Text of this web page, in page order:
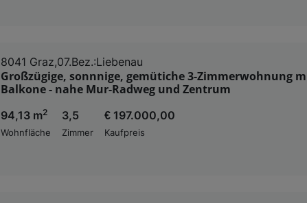
8041 Graz,07.Bez.:Liebenau
Großzügige, sonnnige, gemütiche 3-Zimmerwohnung
Balkone - nahe Mur-Radweg und Zentrum
94,13 m2
Wohnfläche
3,5
Zimmer
€ 197.000,00
Kaufpreis